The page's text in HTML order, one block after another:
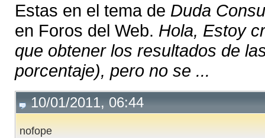
Estas en el tema de Duda
en Foros del Web. Hola, Estoy
que obtener los resultados de
porcentaje), pero no se ...
10/01/2011, 06:44
nofope